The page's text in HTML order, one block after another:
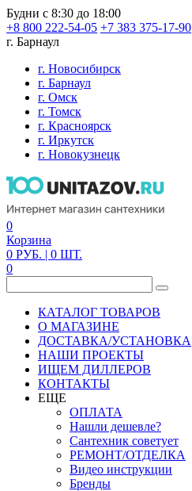
Будни с 8:30 до 18:00
+8 800 222-54-05 +7 383 375-17-90
г. Барнаул
г. Новосибирск
г. Барнаул
г. Омск
г. Томск
г. Красноярск
г. Иркутск
г. Новокузнецк
0
Корзина
0 РУБ. | 0 ШТ.
0
КАТАЛОГ ТОВАРОВ
О МАГАЗИНЕ
ДОСТАВКА/УСТАНОВКА
НАШИ ПРОЕКТЫ
ИЩЕМ ДИЛЛЕРОВ
КОНТАКТЫ
ЕЩЕ
ОПЛАТА
Нашли дешевле?
Сантехник советует
РЕМОНТ/ОТДЕЛКА
Видео инструкции
Бренды